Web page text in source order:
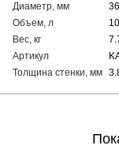
Диаметр, мм
Объем, л
10
Вес, кг
Артикул
Толщина стенки, мм